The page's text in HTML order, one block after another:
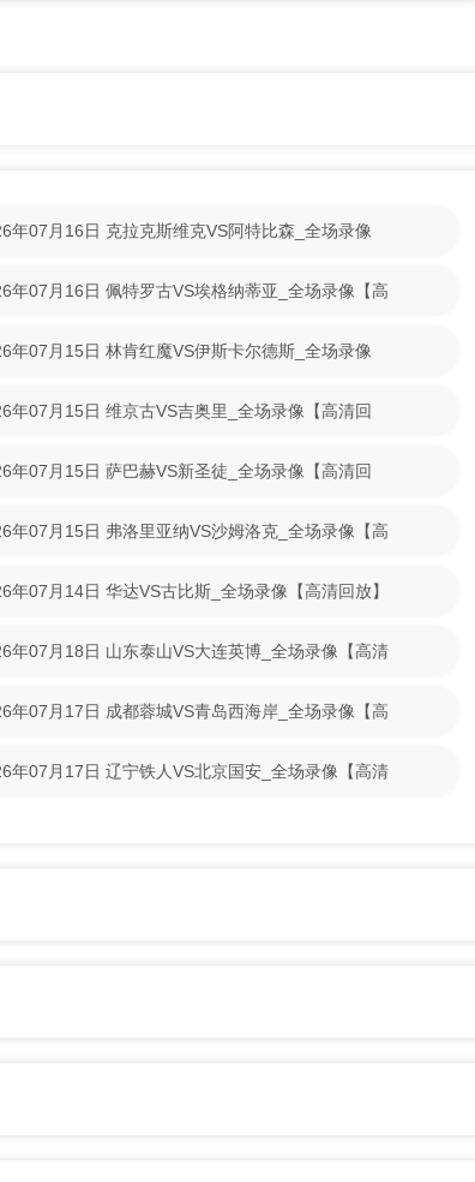
年07月16日 克拉克斯维克VS阿特比森_全场录像
年07月16日 佩特罗古VS埃格纳蒂亚_全场录像【高
年07月15日 林肯红魔VS伊斯卡尔德斯_全场录像
年07月15日 维京古VS吉奥里_全场录像【高清回
年07月15日 萨巴赫VS新圣徒_全场录像【高清回
年07月15日 弗洛里亚纳VS沙姆洛克_全场录像【高
年07月14日 华达VS古比斯_全场录像【高清回放】
年07月18日 山东泰山VS大连英博_全场录像【高清
年07月17日 成都蓉城VS青岛西海岸_全场录像【高
年07月17日 辽宁铁人VS北京国安_全场录像【高清